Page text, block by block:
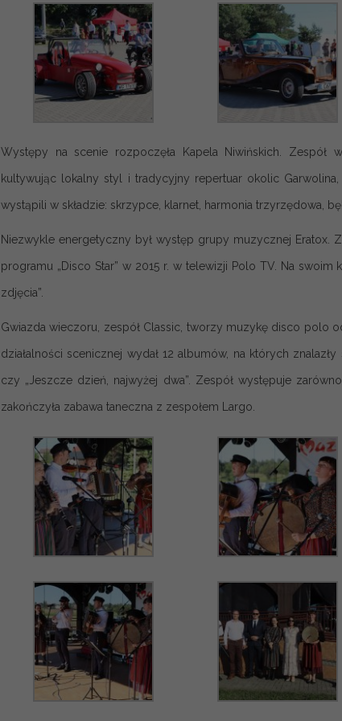
Występy na scenie rozpoczęła Kapela Niwińskich. Zespół
kultywując lokalny styl i tradycyjny repertuar okolic
wystąpili w składzie: skrzypce, klarnet, harmonia trzyrzędowa,
Niezwykle energetyczny był występ grupy muzycznej Eratox.
programu „Disco Star” w 2015 r. w telewizji Polo TV. Na swoim
zdjęcia”.
Gwiazda wieczoru, zespół Classic, tworzy muzykę disco polo
działalności scenicznej wydał 12 albumów, na których
czy „Jeszcze dzień, najwyżej dwa”. Zespół występuje
zakończyła zabawa taneczna z zespołem Largo.